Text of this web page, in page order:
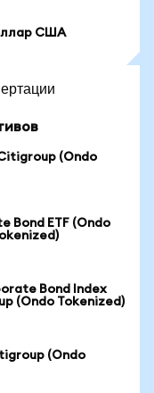
США
(Ondo
Bond ETF (Ondo
Bond Index
(Ondo Tokenized)
(Ondo